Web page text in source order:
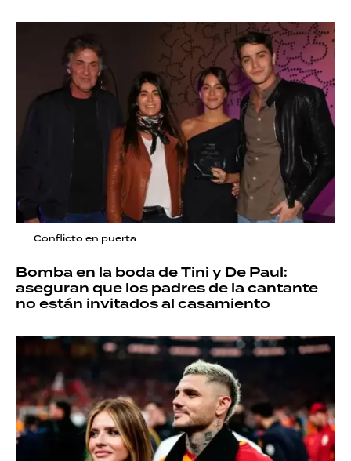
Conflicto en puerta
Bomba en la boda de Tini y De Paul:
aseguran que los padres de la cantante
no están invitados al casamiento